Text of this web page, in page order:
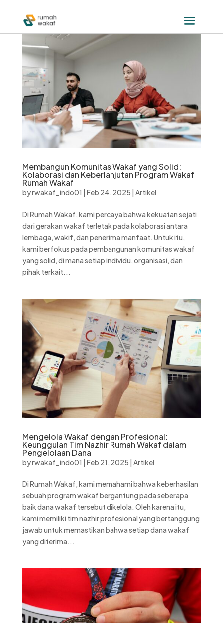
Membangun Komunitas Wakaf yang Solid:
Kolaborasi dan Keberlanjutan Program Wakaf
Rumah Wakaf
byrwakaf_indo01 | Feb 24, 2025 | Artikel
Di Rumah Wakaf, kami percaya bahwa kekuatan sejati
dari gerakan wakaf terletak pada kolaborasi antara
lembaga, wakif, dan penerima manfaat. Untuk itu,
kami berfokus pada pembangunan komunitas wakaf
yang solid, di mana setiap individu, organisasi, dan
pihak terkait...
Mengelola Wakaf dengan Profesional:
Keunggulan Tim Nazhir Rumah Wakaf dalam
Pengelolaan Dana
byrwakaf_indo01 | Feb 21, 2025 | Artikel
Di Rumah Wakaf, kami memahami bahwa keberhasilan
sebuah program wakaf bergantung pada seberapa
baik dana wakaf tersebut dikelola. Oleh karena itu,
kami memiliki tim nazhir profesional yang bertanggung
jawab untuk memastikan bahwa setiap dana wakaf
yang diterima...